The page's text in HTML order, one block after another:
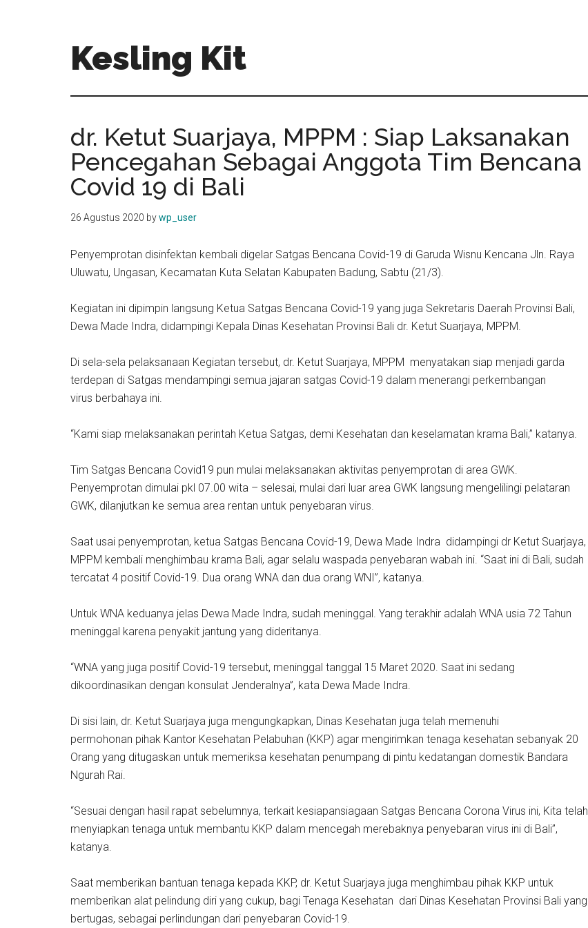
Kesling Kit
dr. Ketut Suarjaya, MPPM : Siap Laksanakan
Pencegahan Sebagai Anggota Tim Bencana
Covid 19 di Bali
26 Agustus 2020 bywp_user
Penyemprotan disinfektan kembali digelar Satgas Bencana Covid-19 di Garuda Wisnu Kencana Jln. Raya
Uluwatu, Ungasan, Kecamatan Kuta Selatan Kabupaten Badung, Sabtu (21/3).
Kegiatan ini dipimpin langsung Ketua Satgas Bencana Covid-19 yang juga Sekretaris Daerah Provinsi Bali,
Dewa Made Indra, didampingi Kepala Dinas Kesehatan Provinsi Bali dr. Ketut Suarjaya, MPPM.
Di sela-sela pelaksanaan Kegiatan tersebut, dr. Ketut Suarjaya, MPPM menyatakan siap menjadi garda
terdepan di Satgas mendampingi semua jajaran satgas Covid-19 dalam menerangi perkembangan
virus berbahaya ini.
“Kami siap melaksanakan perintah Ketua Satgas, demi Kesehatan dan keselamatan krama Bali,” katanya.
Tim Satgas Bencana Covid19 pun mulai melaksanakan aktivitas penyemprotan di area GWK.
Penyemprotan dimulai pkl 07.00 wita – selesai, mulai dari luar area GWK langsung mengelilingi pelataran
GWK, dilanjutkan ke semua area rentan untuk penyebaran virus.
Saat usai penyemprotan, ketua Satgas Bencana Covid-19, Dewa Made Indra didampingi dr Ketut Suarjaya,
MPPM kembali menghimbau krama Bali, agar selalu waspada penyebaran wabah ini. “Saat ini di Bali, sudah
tercatat 4 positif Covid-19. Dua orang WNA dan dua orang WNI”, katanya.
Untuk WNA keduanya jelas Dewa Made Indra, sudah meninggal. Yang terakhir adalah WNA usia 72 Tahun
meninggal karena penyakit jantung yang dideritanya.
“WNA yang juga positif Covid-19 tersebut, meninggal tanggal 15 Maret 2020. Saat ini sedang
dikoordinasikan dengan konsulat Jenderalnya”, kata Dewa Made Indra.
Di sisi lain, dr. Ketut Suarjaya juga mengungkapkan, Dinas Kesehatan juga telah memenuhi
permohonan pihak Kantor Kesehatan Pelabuhan (KKP) agar mengirimkan tenaga kesehatan sebanyak 20
Orang yang ditugaskan untuk memeriksa kesehatan penumpang di pintu kedatangan domestik Bandara
Ngurah Rai.
“Sesuai dengan hasil rapat sebelumnya, terkait kesiapansiagaan Satgas Bencana Corona Virus ini, Kita telah
menyiapkan tenaga untuk membantu KKP dalam mencegah merebaknya penyebaran virus ini di Bali”,
katanya.
Saat memberikan bantuan tenaga kepada KKP, dr. Ketut Suarjaya juga menghimbau pihak KKP untuk
memberikan alat pelindung diri yang cukup, bagi Tenaga Kesehatan dari Dinas Kesehatan Provinsi Bali yang
bertugas, sebagai perlindungan dari penyebaran Covid-19.